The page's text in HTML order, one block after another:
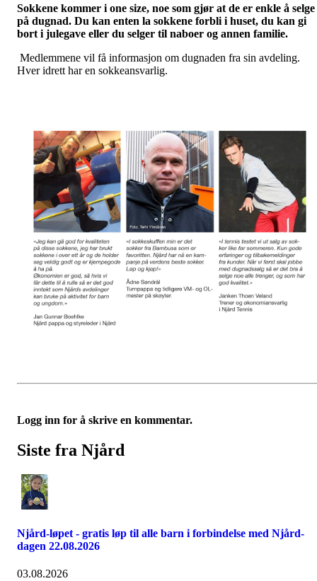
Sokkene kommer i one size, noe som gjør at de er enkle å selge
på dugnad. Du kan enten la sokkene forbli i huset, du kan gi
bort i julegave eller du selger til naboer og annen familie.
Medlemmene vil få informasjon om dugnaden fra sin avdeling.
Hver idrett har en sokkeansvarlig.
Logg inn for å skrive en kommentar.
Siste fra Njård
Njård-løpet - gratis løp til alle barn i forbindelse med Njård-
dagen 22.08.2026
03.08.2026